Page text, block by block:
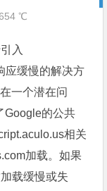
℃
入
应缓慢的解决方
一个潜在问
Google的公共
相关
加载。如果
载缓慢或失